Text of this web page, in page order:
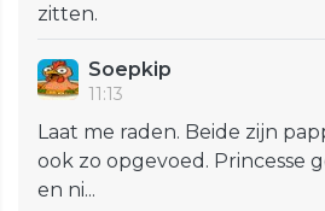
zitten.
Soepkip
11:13
Laat me raden. Beide zijn
ook zo opgevoed. Princesse
en ni...